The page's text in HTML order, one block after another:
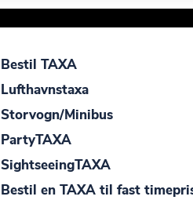
Bestil TAXA
Lufthavnstaxa
Storvogn/Minibus
PartyTAXA
SightseeingTAXA
Bestil en TAXA til fast